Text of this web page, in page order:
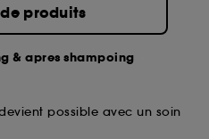
produits
& apres shampoing
possible avec un soin